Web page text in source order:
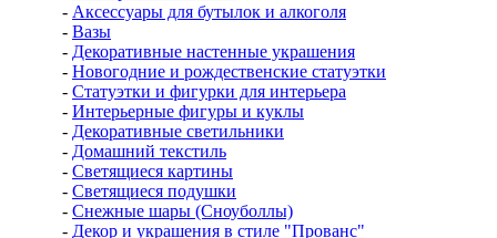
- Аксессуары для бутылок и алкоголя
- Вазы
- Декоративные настенные украшения
- Новогодние и рождественские статуэтки
- Статуэтки и фигурки для интерьера
- Интерьерные фигуры и куклы
- Декоративные светильники
- Домашний текстиль
- Светящиеся картины
- Светящиеся подушки
- Снежные шары (Сноуболлы)
- Декор и украшения в стиле "Прованс"